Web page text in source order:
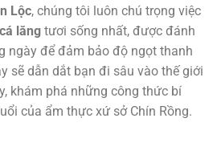
Lộc, chúng tôi luôn chú trọng việc
cá lăng tươi sống nhất, được đánh
ngày để đảm bảo độ ngọt thanh
sẽ dẫn dắt bạn đi sâu vào thế giới
khám phá những công thức bí
của ẩm thực xứ sở Chín Rồng.